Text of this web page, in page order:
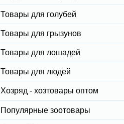
Товары для голубей
Товары для грызунов
Товары для лошадей
Товары для людей
Хозряд - хозтовары оптом
Популярные зоотовары